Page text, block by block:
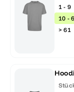
1 - 9
10 -
> 61